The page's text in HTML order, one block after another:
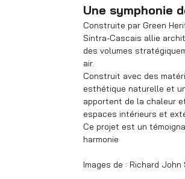
Une symphonie
Construite par Green
Sintra-Cascais allie
des volumes
air.
Construit avec des
esthétique naturelle et
apportent de la chaleur
espaces intérieurs et
Ce projet est un
harmonie
Images de : Richard